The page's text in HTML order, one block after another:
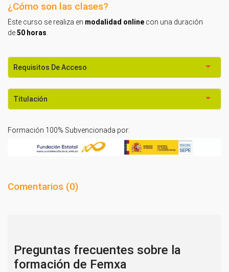
¿Cómo son las clases?
Este curso se realiza en modalidad online con una duración
de50 horas
Requisitos De Acceso
Titulación
Formación 100% Subvencionada por:
Comentarios (0)
Preguntas frecuentes sobre la
formación de Femxa